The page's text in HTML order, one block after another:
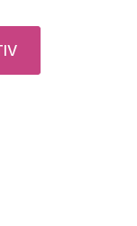
här